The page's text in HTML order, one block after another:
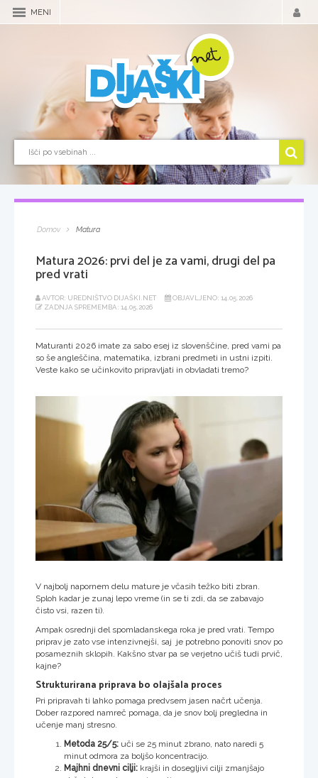
MENI
Domov Matura
Matura 2026: prvi del je za vami, drugi del pa
pred vrati
AVTOR: UREDNIŠTVO DIJAŠKI.NET
OBJAVLJENO: 14.05.2026
ZADNJA SPREMEMBA: 14.05.2026
Maturanti 2026 imate za sabo esej iz slovenščine, pred vami pa
so še angleščina, matematika, izbrani predmeti in ustni izpiti.
Veste kako se učinkovito pripravljati in obvladati tremo?
V najbolj napornem delu mature je včasih težko biti zbran.
Sploh kadar je zunaj lepo vreme (in se ti zdi, da se zabavajo
čisto vsi, razen ti).
Ampak osrednji del spomladanskega roka je pred vrati. Tempo
priprav je zato vse intenzivnejši, saj je potrebno ponoviti snov po
posameznih sklopih. Kakšno stvar pa se verjetno učiš tudi prvič,
kajne?
Strukturirana priprava bo olajšala proces
Pri pripravah ti lahko pomaga predvsem jasen načrt učenja.
Dober razpored namreč pomaga, da je snov bolj pregledna in
učenje manj stresno.
Metoda 25/5: uči se 25 minut zbrano, nato naredi 5
minut odmora za boljšo koncentracijo.
Majhni dnevni cilji: krajši in dosegljivi cilji zmanjšajo